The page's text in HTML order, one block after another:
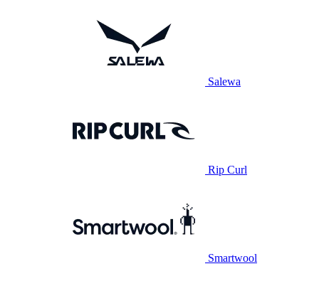
Salewa
Rip Curl
Smartwool